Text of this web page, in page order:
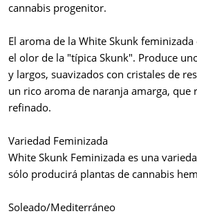
cannabis progenitor.
El aroma de la White Skunk
el olor de la "típica Skunk". Produce
y largos, suavizados con cristales de
un rico aroma de naranja amarga, que
refinado.
Variedad Feminizada
White Skunk Feminizada es una
sólo producirá plantas de cannabis
Soleado/Mediterráneo